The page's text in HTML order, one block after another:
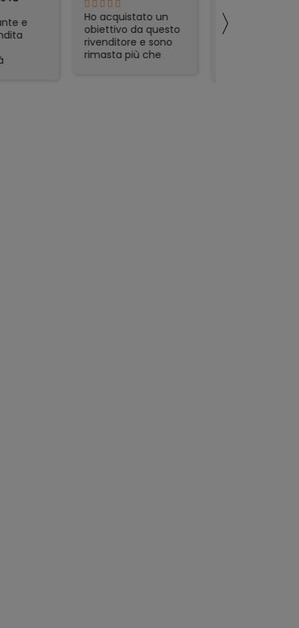
un
questo
e sono
che
La fotocamera è
arrivata rispettando
in tempi velocissimi
data l'alta richiesta
〉